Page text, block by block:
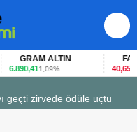
GRAM ALTIN
6.890,411,09%
FAİZ
40,65-
geçti zirvede ödüle uçtu